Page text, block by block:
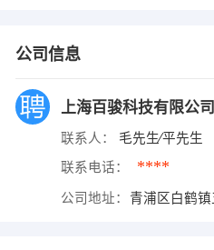
公司信息
上海百骏科技有限公司
联系人： 毛先生∕平先生
联系电话： ****
公司地址： 青浦区白鹤